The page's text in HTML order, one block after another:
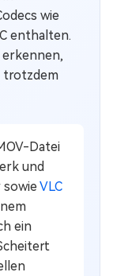
wie
enthalten.
erkennen,
trotzdem
Datei
und
sowie VLC
ein